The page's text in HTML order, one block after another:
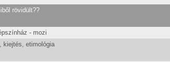
rövidült??
- mozi
kiejtés, etimológia